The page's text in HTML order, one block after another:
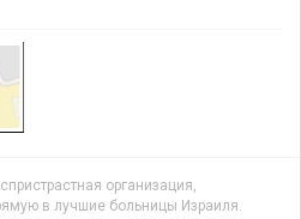
организация,
в лучшие больницы Израиля.